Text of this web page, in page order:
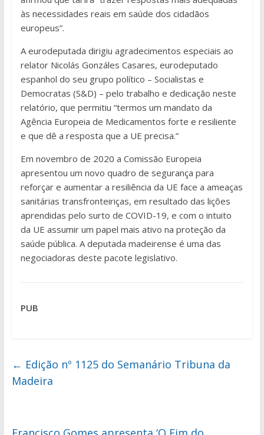
às necessidades reais em saúde dos cidadãos
europeus”.
A eurodeputada dirigiu agradecimentos especiais ao
relator Nicolás Gonzáles Casares, eurodeputado
espanhol do seu grupo político – Socialistas e
Democratas (S&D) – pelo trabalho e dedicação neste
relatório, que permitiu “termos um mandato da
Agência Europeia de Medicamentos forte e resiliente
e que dê a resposta que a UE precisa.”
Em novembro de 2020 a Comissão Europeia
apresentou um novo quadro de segurança para
reforçar e aumentar a resiliência da UE face a ameaças
sanitárias transfronteiriças, em resultado das lições
aprendidas pelo surto de COVID-19, e com o intuito
da UE assumir um papel mais ativo na proteção da
saúde pública. A deputada madeirense é uma das
negociadoras deste pacote legislativo.
PUB
← Edição nº 1125 do Semanário Tribuna da
Madeira